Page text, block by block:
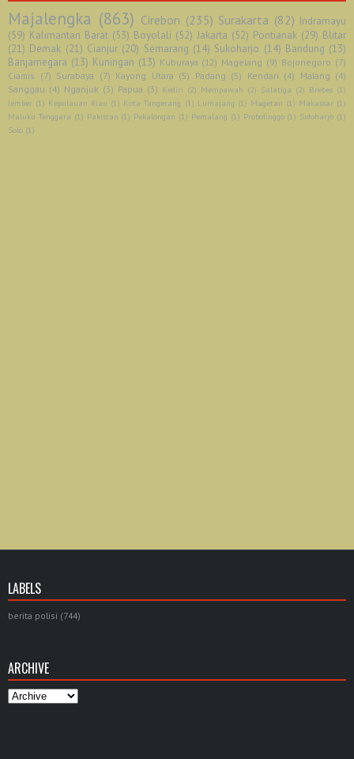
Majalengka (863) Cirebon (235) Surakarta (82) Indramayu
(59) Kalimantan Barat (53) Boyolali (52) Jakarta (52) Pontianak (29) Blitar
(21) Demak (21) Cianjur (20) Semarang (14) Sukoharjo (14) Bandung (13)
Banjarnegara (13) Kuningan (13) Kuburaya (12) Magelang (9) Bojonegoro (7)
Ciamis (7) Surabaya (7) Kayong Utara (5) Padang (5) Kendari (4) Malang (4)
Sanggau (4) Nganjuk (3) Papua (3) Kediri (2) Mempawah (2) Salatiga (2) Brebes (1)
Jember (1) Kepulauan Riau (1) Kota Tangerang (1) Lumajang (1) Magetan (1) Makassar (1)
Maluku Tenggara (1) Pakistan (1) Pekalongan (1) Pemalang (1) Probolinggo (1) Sidoharjo (1)
Solo (1)
LABELS
berita polisi (744)
ARCHIVE